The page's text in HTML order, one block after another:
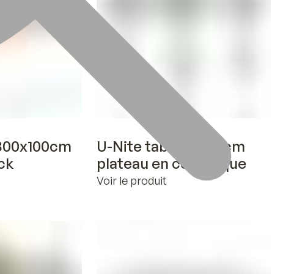
Voir en 3D
U-Nite table 75x75cm
plateau en céramique
Voir le produit